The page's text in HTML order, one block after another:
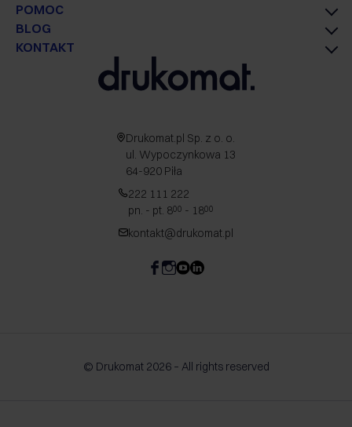
POMOC
BLOG
KONTAKT
Drukomat.pl Sp. z o. o.
ul. Wypoczynkowa 13
64-920 Piła
222 111 222
pn. - pt. 800 - 1800
kontakt@drukomat.pl
© Drukomat 2026 – All rights reserved